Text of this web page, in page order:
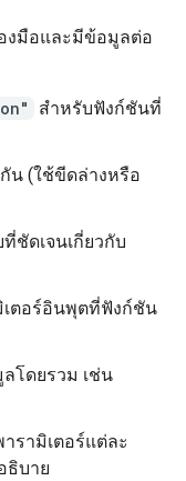
งมือและมีข้อมูลต่อ
สำหรับฟังก์ชันที่
น (ใช้ขีดล่างหรือ
ชัดเจนเกี่ยวกับ
เตอร์อินพุตที่ฟังก์ชัน
โดยรวม เช่น
ารามิเตอร์แต่ละ
ธิบาย